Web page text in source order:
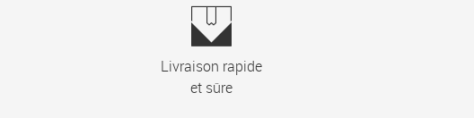
Livraison rapide
et sûre